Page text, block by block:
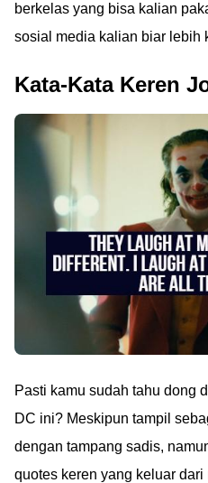
berkelas yang bisa kalian
sosial media kalian biar lebih
Kata-Kata Keren
Pasti kamu sudah tahu dong
DC ini? Meskipun tampil
dengan tampang sadis,
quotes keren yang keluar dari